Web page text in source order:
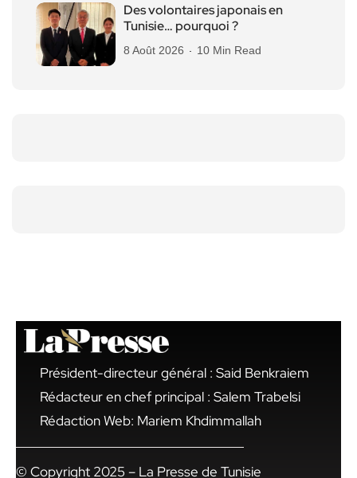
Des volontaires japonais en
Tunisie… pourquoi ?
8 Août 2026 10 Min Read
Président-directeur général : Said Benkraiem
Rédacteur en chef principal : Salem Trabelsi
Rédaction Web: Mariem Khdimmallah
© Copyright 2025 – La Presse de Tunisie